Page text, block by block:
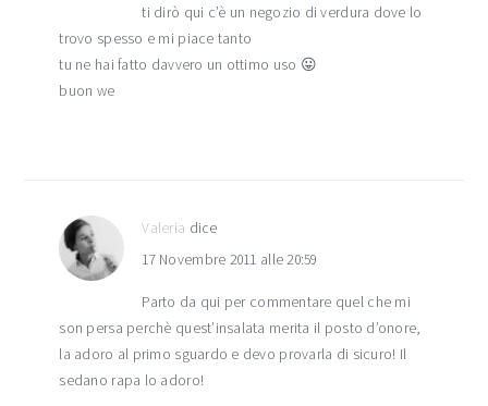
ti dirò qui c’è un negozio di verdura dove lo
trovo spesso e mi piace tanto
tu ne hai fatto davvero un ottimo uso 😛
buon we
Valeria dice
17 Novembre 2011 alle 20:59
Parto da qui per commentare quel che mi
son persa perchè quest’insalata merita il posto d’onore,
la adoro al primo sguardo e devo provarla di sicuro! Il
sedano rapa lo adoro!